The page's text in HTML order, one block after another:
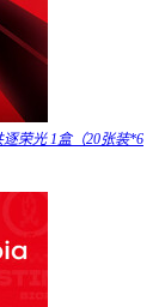
荣光 1盒（20张装*6